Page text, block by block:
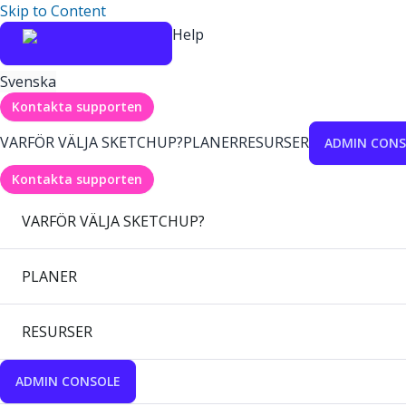
Skip to Content
Help
Svenska
Kontakta supporten
VARFÖR VÄLJA SKETCHUP?PLANERRESURSER ADMIN
Kontakta supporten
VARFÖR VÄLJA SKETCHUP?
PLANER
RESURSER
ADMIN CONSOLE